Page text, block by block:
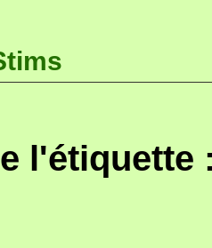
l'étiquette